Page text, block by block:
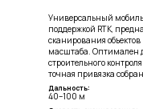
Универсальный
поддержкой RTK,
сканирования
масштаба. Оптимален
строительного
точная привязка
Дальность:
40–100 м